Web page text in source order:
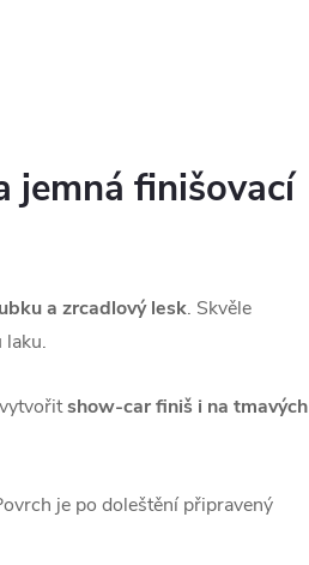
jemná finišovací
a zrcadlový lesk. Skvěle
laku.
show-car finiš i na tmavých
je po doleštění připravený